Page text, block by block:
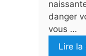
danger
vous …
Lire la